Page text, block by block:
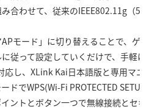
合わせて、従来のIEEE802.11g（
APモード」に切り替えることで、ゲ
従って設定していくだけで、手軽に
応し、XLink Kai日本語版と専用マニ
ドでWPS(Wi-Fi PROTECTED
ントとボタン一つで無線接続とセキ